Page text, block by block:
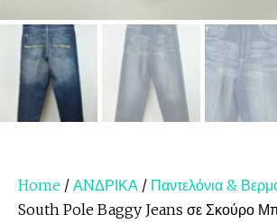
Home / ΑNΔΡΙΚΑ / Παντελόνια &
South Pole Baggy Jeans σε Σκούρο